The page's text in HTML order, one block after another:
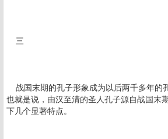
三
战国末期的孔子形象成为以后两千多年的
也就是说，由汉至清的圣人孔子源自战国末
下几个显著特点。